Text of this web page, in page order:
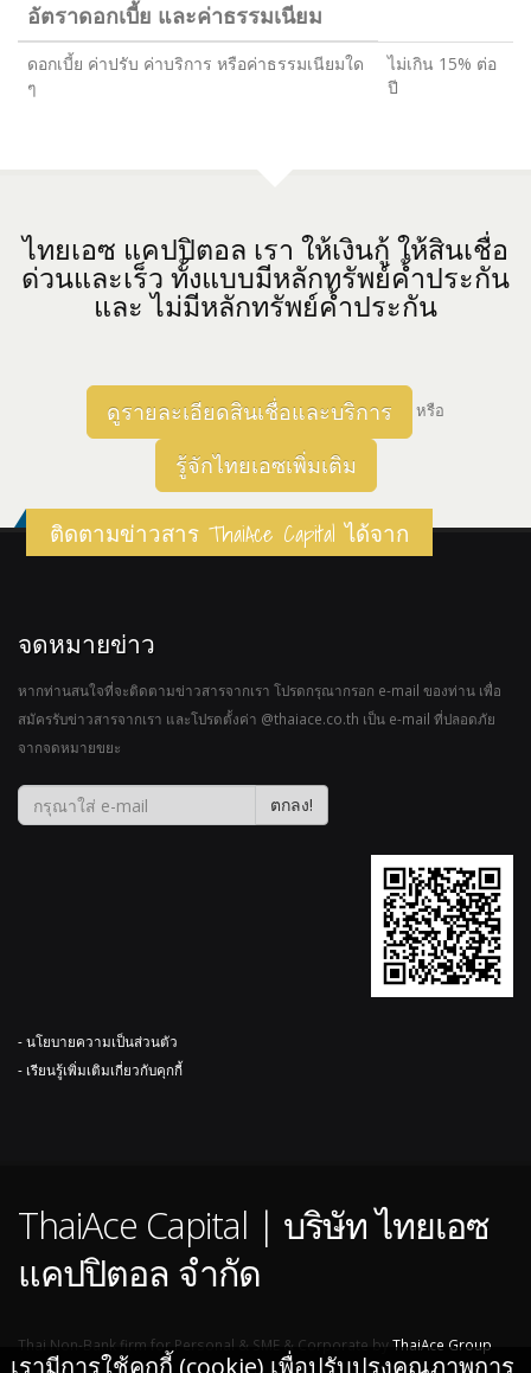
อัตราดอกเบี้ย และค่าธรรมเนียม
ดอกเบี้ย ค่าปรับ ค่าบริการ หรือค่าธรรมเนียมใด
ๆ
ไม่เกิน 15% ต่อ
ปี
ไทยเอซ แคปปิตอล เรา ให้เงินกู้ ให้สินเชื่อ
ด่วนและเร็ว ทั้งแบบมีหลักทรัพย์ค้ำประกัน
และ ไม่มีหลักทรัพย์ค้ำประกัน
ดูรายละเอียดสินเชื่อและบริการ หรือ
รู้จักไทยเอซเพิ่มเติม
ติดตามข่าวสาร ThaiAce Capital ได้จาก
จดหมายข่าว
หากท่านสนใจที่จะติดตามข่าวสารจากเรา โปรดกรุณากรอก e-mail ของท่าน เพื่อ
สมัครรับข่าวสารจากเรา และโปรดตั้งค่า @thaiace.co.th เป็น e-mail ที่ปลอดภัย
จากจดหมายขยะ
ตกลง!
- นโยบายความเป็นส่วนตัว
- เรียนรู้เพิ่มเติมเกี่ยวกับคุกกี้
ThaiAce Capital | บริษัท ไทยเอซ
แคปปิตอล จำกัด
Thai Non-Bank firm for Personal & SME & Corporate byThaiAce Group